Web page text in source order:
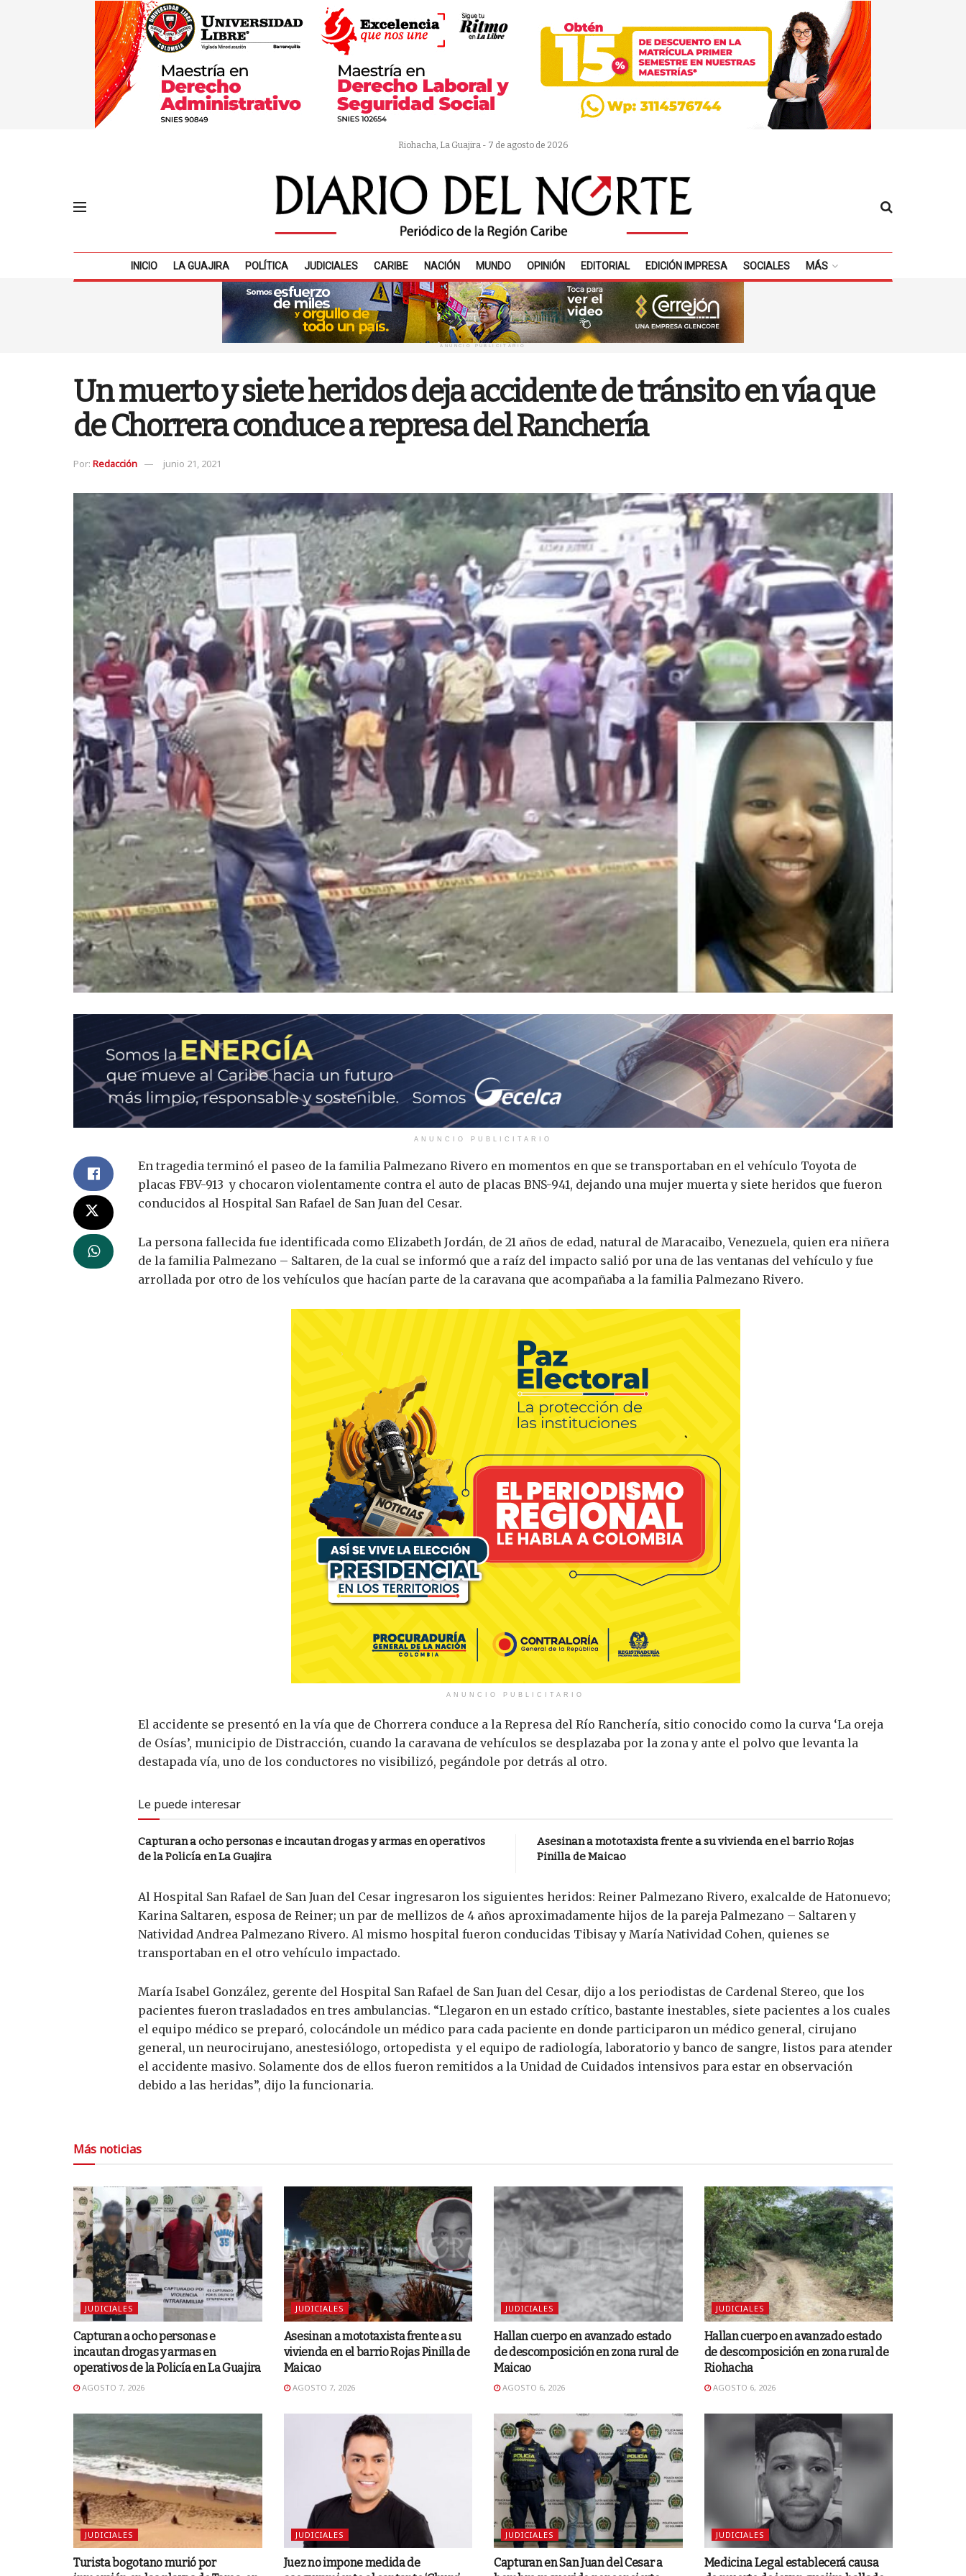
Riohacha, La Guajira - 7 de agosto de 2026
INICIO LA GUAJIRA POLÍTICA JUDICIALES CARIBE NACIÓN MUNDO OPINIÓN EDITORIAL EDICIÓN IMPRESA SOCIALES MÁS
ANUNCIO PUBLICITARIO
Un muerto y siete heridos deja accidente de tránsito en vía que
de Chorrera conduce a represa del Ranchería
Por: Redacción junio 21, 2021
ANUNCIO PUBLICITARIO
En tragedia terminó el paseo de la familia Palmezano Rivero en momentos en que se transportaban en el vehículo Toyota de
placas FBV-913 y chocaron violentamente contra el auto de placas BNS-941, dejando una mujer muerta y siete heridos que fueron
conducidos al Hospital San Rafael de San Juan del Cesar.
La persona fallecida fue identificada como Elizabeth Jordán, de 21 años de edad, natural de Maracaibo, Venezuela, quien era niñera
de la familia Palmezano – Saltaren, de la cual se informó que a raíz del impacto salió por una de las ventanas del vehículo y fue
arrollada por otro de los vehículos que hacían parte de la caravana que acompañaba a la familia Palmezano Rivero.
ANUNCIO PUBLICITARIO
El accidente se presentó en la vía que de Chorrera conduce a la Represa del Río Ranchería, sitio conocido como la curva ‘La oreja
de Osías’, municipio de Distracción, cuando la caravana de vehículos se desplazaba por la zona y ante el polvo que levanta la
destapada vía, uno de los conductores no visibilizó, pegándole por detrás al otro.
Le puede interesar
Capturan a ocho personas e incautan drogas y armas en operativos
de la Policía en La Guajira
Asesinan a mototaxista frente a su vivienda en el barrio Rojas
Pinilla de Maicao
Al Hospital San Rafael de San Juan del Cesar ingresaron los siguientes heridos: Reiner Palmezano Rivero, exalcalde de Hatonuevo;
Karina Saltaren, esposa de Reiner; un par de mellizos de 4 años aproximadamente hijos de la pareja Palmezano – Saltaren y
Natividad Andrea Palmezano Rivero. Al mismo hospital fueron conducidas Tibisay y María Natividad Cohen, quienes se
transportaban en el otro vehículo impactado.
María Isabel González, gerente del Hospital San Rafael de San Juan del Cesar, dijo a los periodistas de Cardenal Stereo, que los
pacientes fueron trasladados en tres ambulancias. “Llegaron en un estado crítico, bastante inestables, siete pacientes a los cuales
el equipo médico se preparó, colocándole un médico para cada paciente en donde participaron un médico general, cirujano
general, un neurocirujano, anestesiólogo, ortopedista y el equipo de radiología, laboratorio y banco de sangre, listos para atender
el accidente masivo. Solamente dos de ellos fueron remitidos a la Unidad de Cuidados intensivos para estar en observación
debido a las heridas”, dijo la funcionaria.
Más noticias
JUDICIALES
Capturan a ocho personas e
incautan drogas y armas en
operativos de la Policía en La Guajira
AGOSTO 7, 2026
JUDICIALES
Asesinan a mototaxista frente a su
vivienda en el barrio Rojas Pinilla de
Maicao
AGOSTO 7, 2026
JUDICIALES
Hallan cuerpo en avanzado estado
de descomposición en zona rural de
Maicao
AGOSTO 6, 2026
JUDICIALES
Hallan cuerpo en avanzado estado
de descomposición en zona rural de
Riohacha
AGOSTO 6, 2026
JUDICIALES
Turista bogotano murió por
JUDICIALES
Juez no impone medida de
JUDICIALES
Capturan en San Juan del Cesar a
JUDICIALES
Medicina Legal establecerá causa